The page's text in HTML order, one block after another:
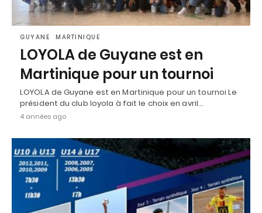
GUYANE MARTINIQUE
LOYOLA de Guyane est en
Martinique pour un tournoi
LOYOLA de Guyane est en Martinique pour un tournoi Le
président du club loyola à fait le choix en avril…
4 années ago